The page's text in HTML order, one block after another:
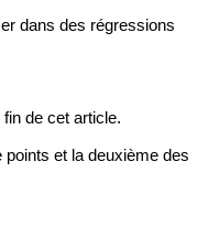
dans des régressions
de cet article.
et la deuxième des